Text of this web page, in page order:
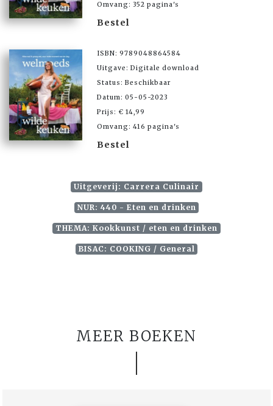
Omvang: 352 pagina's
Bestel
ISBN: 9789048864584
Uitgave: Digitale download
Status: Beschikbaar
Datum: 05-05-2023
Prijs: € 14,99
Omvang: 416 pagina's
Bestel
Uitgeverij: Carrera Culinair
NUR: 440 - Eten en drinken
THEMA: Kookkunst / eten en drinken
BISAC: COOKING / General
MEER BOEKEN